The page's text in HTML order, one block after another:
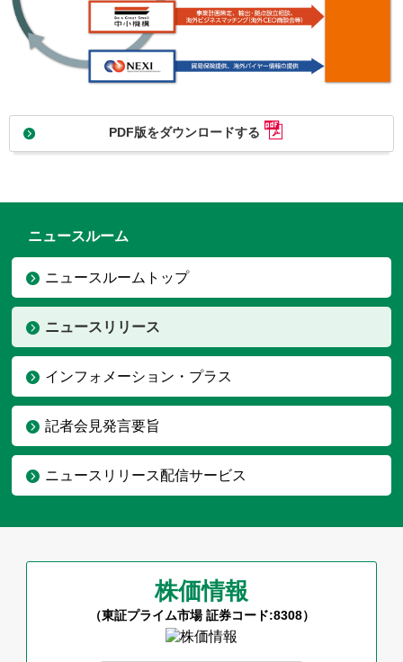
PDF版をダウンロードする
ニュースルーム
ニュースルームトップ
ニュースリリース
インフォメーション・プラス
記者会見発言要旨
ニュースリリース配信サービス
株価情報
（東証プライム市場 証券コード:8308）